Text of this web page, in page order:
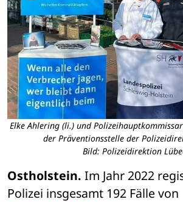
Elke Ahlering (li.) und
der Präventionsstelle der
Bild: Polizeidirektion
Ostholstein. Im Jahr 2022